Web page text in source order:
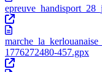
1776272480-457.gpx